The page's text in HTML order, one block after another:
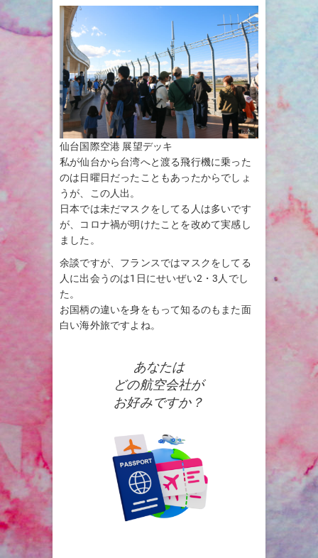
仙台国際空港 展望デッキ
私が仙台から台湾へと渡る飛行機に乗った
のは日曜日だったこともあったからでしょ
うが、この人出。
日本では未だマスクをしてる人は多いです
が、コロナ禍が明けたことを改めて実感し
ました。
余談ですが、フランスではマスクをしてる
人に出会うのは1日にせいぜい2・3人でし
た。
お国柄の違いを身をもって知るのもまた面
白い海外旅ですよね。
あなたは
どの航空会社が
お好みですか？